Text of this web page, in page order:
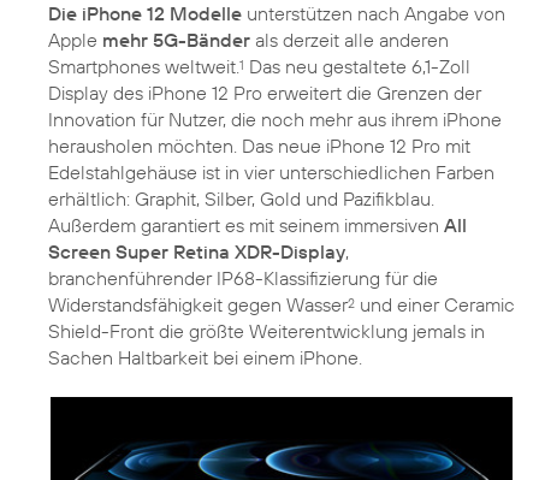
Die iPhone 12 Modelle unterstützen nach Angabe von
Apple mehr 5G-Bänder als derzeit alle anderen
Smartphones weltweit.1 Das neu gestaltete 6,1-Zoll
Display des iPhone 12 Pro erweitert die Grenzen der
Innovation für Nutzer, die noch mehr aus ihrem iPhone
herausholen möchten. Das neue iPhone 12 Pro mit
Edelstahlgehäuse ist in vier unterschiedlichen Farben
erhältlich: Graphit, Silber, Gold und Pazifikblau.
Außerdem garantiert es mit seinem immersiven All
Screen Super Retina XDR-Display,
branchenführender IP68-Klassifizierung für die
Widerstandsfähigkeit gegen Wasser2 und einer Ceramic
Shield-Front die größte Weiterentwicklung jemals in
Sachen Haltbarkeit bei einem iPhone.